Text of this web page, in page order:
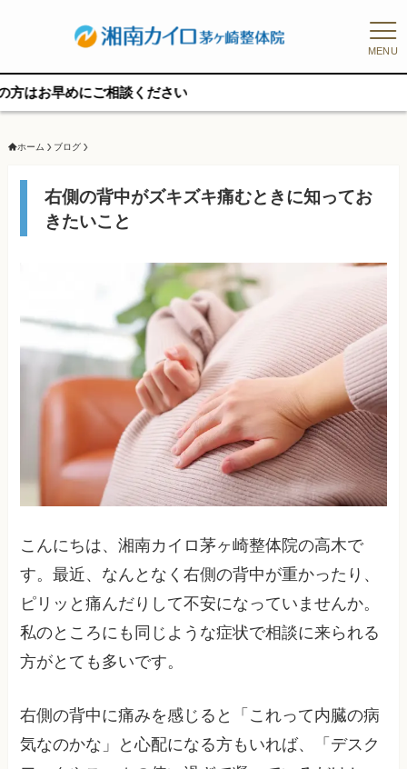
MENU
にご相談ください
ホーム ブログ
右側の背中がズキズキ痛むときに知ってお
きたいこと
こんにちは、湘南カイロ茅ヶ崎整体院の高木で
す。最近、なんとなく右側の背中が重かったり、
ピリッと痛んだりして不安になっていませんか。
私のところにも同じような症状で相談に来られる
方がとても多いです。
右側の背中に痛みを感じると「これって内臓の病
気なのかな」と心配になる方もいれば、「デスク